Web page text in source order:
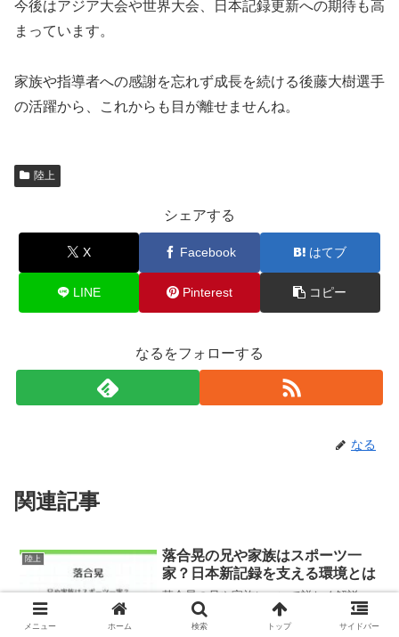
今後はアジア大会や世界大会、日本記録更新への期待も高
まっています。
家族や指導者への感謝を忘れず成長を続ける後藤大樹選手
の活躍から、これからも目が離せませんね。
陸上
シェアする
X Facebook はてブ
LINE Pinterest コピー
なるをフォローする
なる
関連記事
陸上
落合晃の兄や家族はスポーツ一
家？日本新記録を支える環境とは
落合晃の兄や家族について詳しく解説。
父・母・兄の経歴やスポーツ一家として
の背景、陸上を始めたきっかけ、兄との
メニュー ホーム 検索 トップ サイドバー